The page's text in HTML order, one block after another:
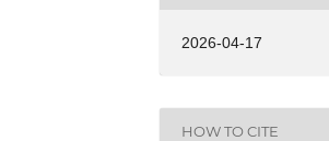
2026-04-17
HOW TO CITE